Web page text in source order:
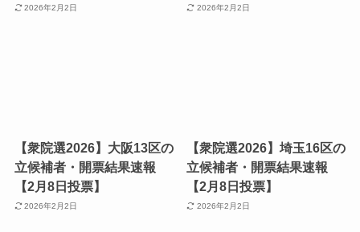
2026年2月2日 2026年2月2日
【衆院選2026】大阪13区の
立候補者・開票結果速報
【2月8日投票】
2026年2月2日
【衆院選2026】埼玉16区の
立候補者・開票結果速報
【2月8日投票】
2026年2月2日